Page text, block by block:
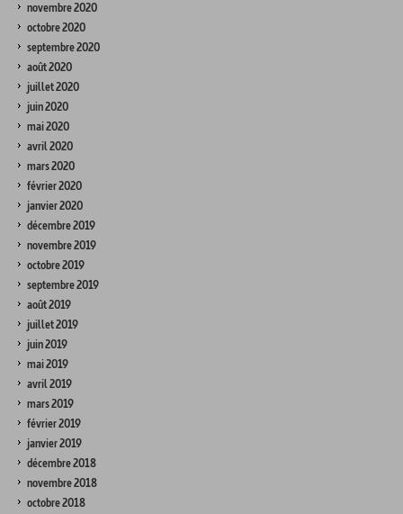
novembre 2020
octobre 2020
septembre 2020
août 2020
juillet 2020
juin 2020
mai 2020
avril 2020
mars 2020
février 2020
janvier 2020
décembre 2019
novembre 2019
octobre 2019
septembre 2019
août 2019
juillet 2019
juin 2019
mai 2019
avril 2019
mars 2019
février 2019
janvier 2019
décembre 2018
novembre 2018
octobre 2018